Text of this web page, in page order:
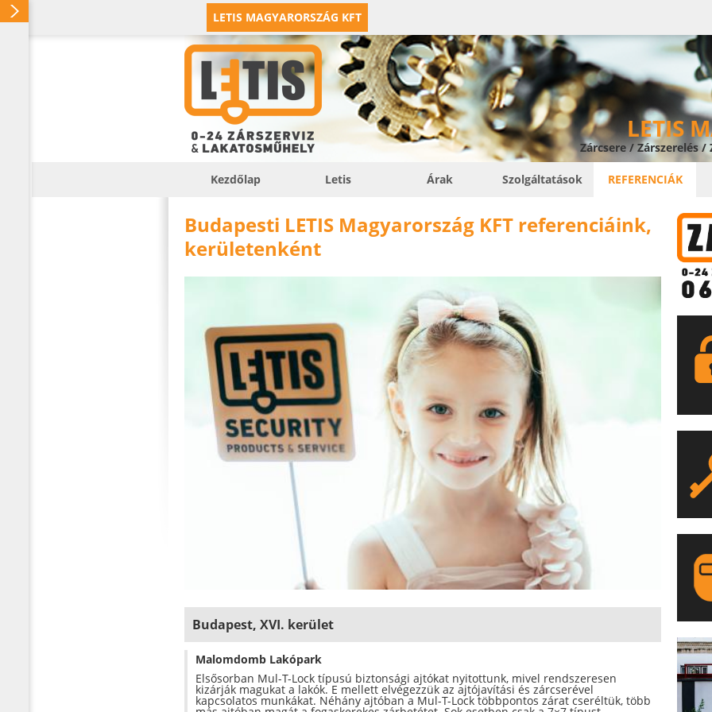
LETIS MAGYARORSZÁG KFT
LETIS
Zárcsere / Zárszerelés
Kezdőlap Letis Árak Szolgáltatások REFERENCIÁK
Budapesti LETIS Magyarország KFT referenciáink,
kerületenként
Budapest, XVI. kerület
Malomdomb Lakópark
Elsősorban Mul-T-Lock típusú biztonsági ajtókat nyitottunk, mivel rendszeresen
kizárják magukat a lakók. E mellett elvégezzük az ajtójavítási és zárcserével
kapcsolatos munkákat. Néhány ajtóban a Mul-T-Lock többpontos zárat cseréltük, több